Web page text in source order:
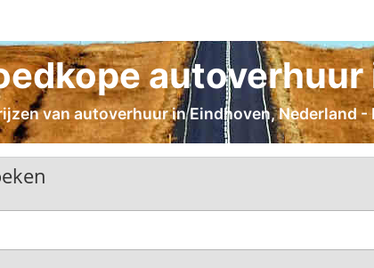
autoverhuur
van autoverhuur in Eindhoven, Nederland